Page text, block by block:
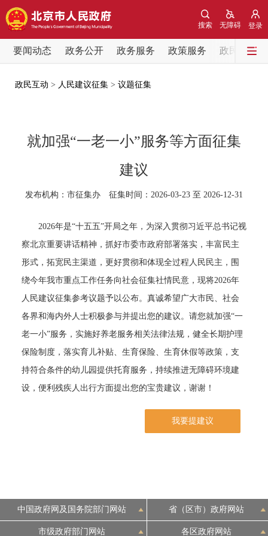
登录
无障碍
搜索
要闻动态 政务公开 政务服务 政策服务 政民互动
要闻动态
各区热点
政策兑现 政策解读 回应关切
决策公开 专题公开
政务服务
个人服务 法人服务 部门服务
便民服务 利企服务 投资项目
参与调查 在线访谈 图说互动
政民互动 > 人民建议征集 > 议题征集
就加强“一老一小”服务等方面征集
建议
发布机构：市征集办 征集时间：2026-03-23 至 2026-12-31
2026年是“十五五”开局之年，为深入贯彻习近平总书记视
察北京重要讲话精神，抓好市委市政府部署落实，丰富民主
形式，拓宽民主渠道，更好贯彻和体现全过程人民民主，围
绕今年我市重点工作任务向社会征集社情民意，现将2026年
人民建议征集参考议题予以公布。真诚希望广大市民、社会
各界和海内外人士积极参与并提出您的建议。请您就加强“一
老一小”服务，实施好养老服务相关法律法规，健全长期护理
保险制度，落实育儿补贴、生育保险、生育休假等政策，支
持符合条件的幼儿园提供托育服务，持续推进无障碍环境建
设，便利残疾人出行方面提出您的宝贵建议，谢谢！
我要提建议
中国政府网及国务院部门网站 省（区市）政府网站
市级政府部门网站 各区政府网站